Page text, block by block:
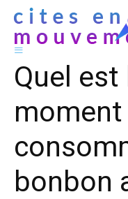
Quel
bonbon